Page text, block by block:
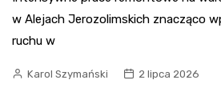
w Alejach Jerozolimskich znacząco
ruchu w
Karol Szymański 2 lipca 2026